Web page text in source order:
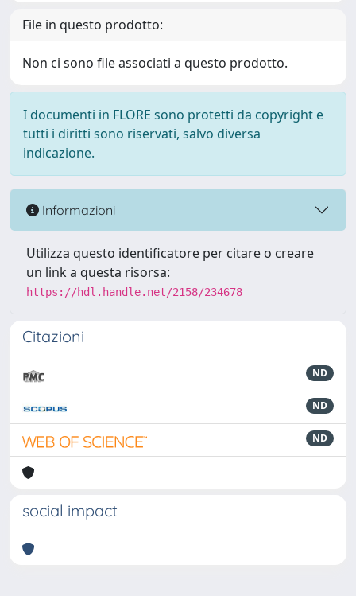
File in questo prodotto:
Non ci sono file associati a questo prodotto.
I documenti in FLORE sono protetti da copyright e
tutti i diritti sono riservati, salvo diversa
indicazione.
Informazioni
Utilizza questo identificatore per citare o creare
un link a questa risorsa:
https://hdl.handle.net/2158/234678
Citazioni
ND
ND
ND
social impact